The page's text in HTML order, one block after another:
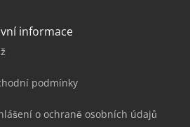
informace
podmínky
o ochraně osobních údajů